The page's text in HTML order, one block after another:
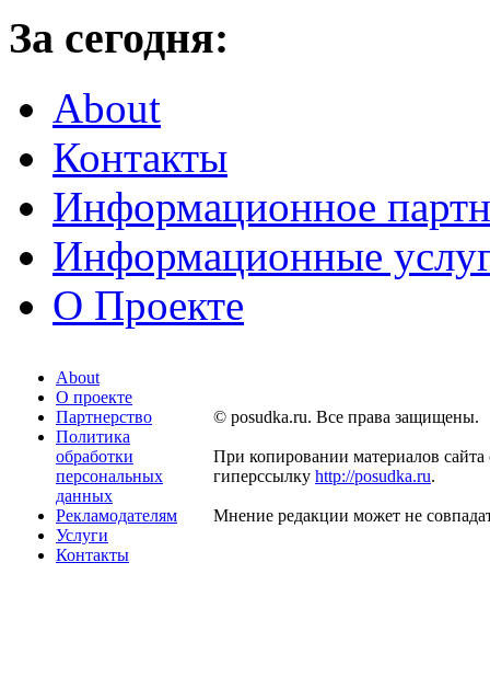
За сегодня:
About
Контакты
Информационное
Информационные
О Проекте
About
О проекте
Партнерство
Политика
обработки
персональных
данных
Рекламодателям
Услуги
Контакты
© posudka.ru. Все права защищены.
При копировании материалов сайта
гиперссылку http://posudka.ru.
Мнение редакции может не